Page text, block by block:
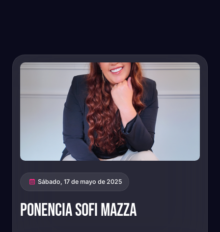
Sábado, 17 de mayo de 2025
Ponencia SOFI MAZZA